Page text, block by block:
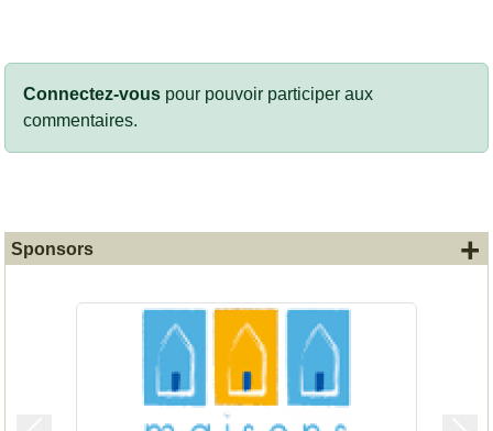
Connectez-vous pour pouvoir participer aux
commentaires.
Sponsors +